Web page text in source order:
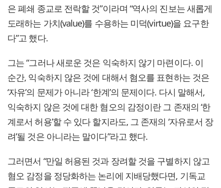
은 폐쇄 종교로 전락할 것”이라며 “역사의 진보는 새롭게
도래하는 가치(value)를 수용하는 미덕(virtue)을 요구한
다”고 했다.
그는 “그러나 새로운 것은 익숙하지 않기 마련이다. 이
순간, 익숙하지 않은 것에 대해서 혐오를 표현하는 것은
‘자유’의 문제가 아니라 ‘한계’의 문제이다. 다시 말해서,
익숙하지 않은 것에 대한 혐오의 감정이란 그 존재의 ‘한
계로서 허용’할 수 있다 할지라도, 그 존재의 ‘자유로서 장
려’될 것은 아니라는 말이다”라고 했다.
그러면서 “만일 허용된 것과 장려할 것을 구별하지 않고
혐오 감정을 정당화하는 논리에 지배당했다면, 기독교